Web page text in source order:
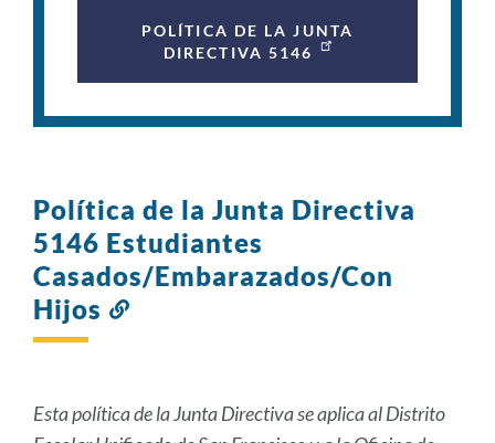
POLÍTICA DE LA JUNTA
DIRECTIVA 5146
Política de la Junta Directiva
5146 Estudiantes
Casados/Embarazados/Con
Hijos
Esta política de la Junta Directiva se aplica al Distrito